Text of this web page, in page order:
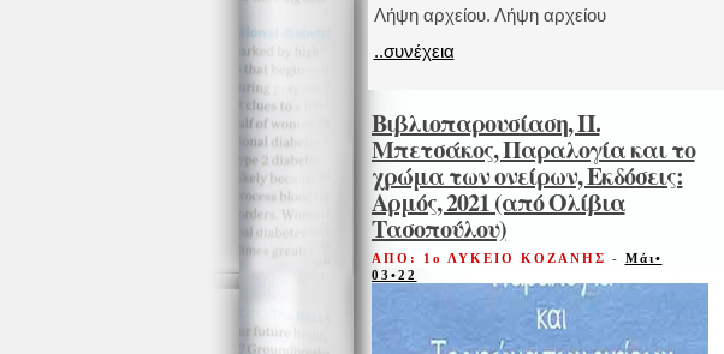
Λήψη αρχείου. Λήψη αρχείου
..συνέχεια
Βιβλιοπαρουσίαση, Π.
Μπετσάκος, Παραλογία και το
χρώμα των ονείρων, Εκδόσεις:
Αρμός, 2021 (από Ολίβια
Τασοπούλου)
ΑΠΟ: 1ο ΛΥΚΕΙΟ ΚΟΖΑΝΗΣ - Μάι•
03•22